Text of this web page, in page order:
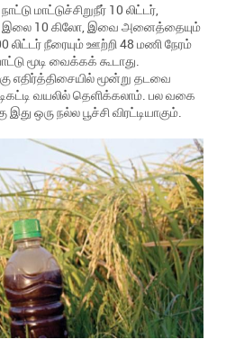
மாட்டுச்சிறுநீர் 10 லிட்டர்,
இலை 10 கிலோ, இவை அனைத்தையும்
லிட்டர் நீரையும் ஊற்றி 48 மணி நேரம்
மூடி வைக்கக் கூடாது.
எதிர்த்திசையில் மூன்று தடவை
வயலில் தெளிக்கலாம். பல வகை
ஒரு நல்ல பூச்சி விரட்டியாகும்.